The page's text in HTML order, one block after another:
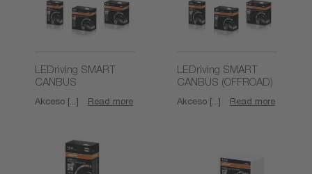
LEDriving SMART
CANBUS
Akceso [...] Read more
LEDriving SMART
CANBUS (OFFROAD)
Akceso [...] Read more